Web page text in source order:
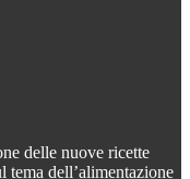
delle nuove ricette
tema dell’alimentazione